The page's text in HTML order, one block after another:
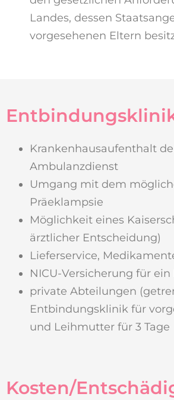
Landes, dessen
vorgesehenen Eltern
Krankenhausaufenthalt
Ambulanzdienst
Umgang mit dem
Präeklampsie
Möglichkeit eines
ärztlicher Entscheidung)
Lieferservice,
NICU-Versicherung für ein
private Abteilungen
Entbindungsklinik für
und Leihmutter für 3 Tage
Kosten/